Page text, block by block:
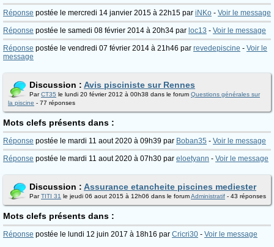
Réponse postée le mercredi 14 janvier 2015 à 22h15 par iNKo - Voir le message
Réponse postée le samedi 08 février 2014 à 20h34 par loc13 - Voir le message
Réponse postée le vendredi 07 février 2014 à 21h46 par revedepiscine - Voir le
message
Discussion : Avis pisciniste sur Rennes
ParCT35 le lundi 20 février 2012 à 00h38 dans le forum Questions générales sur
la piscine - 77 réponses
Mots clefs présents dans :
Réponse postée le mardi 11 aout 2020 à 09h39 par Boban35 - Voir le message
Réponse postée le mardi 11 aout 2020 à 07h30 par eloetyann - Voir le message
Discussion : Assurance etancheite piscines mediester
ParTITI 31 le jeudi 06 aout 2015 à 12h06 dans le forumAdministratif - 43 réponses
Mots clefs présents dans :
Réponse postée le lundi 12 juin 2017 à 18h16 par Cricri30 - Voir le message